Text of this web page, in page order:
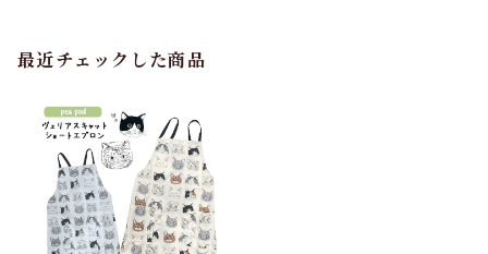
最近チェックした商品